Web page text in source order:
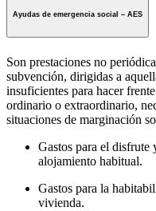
Ayudas de emergencia social – AES
Son prestaciones no
subvención, dirigidas a
insuficientes para hacer
ordinario o extraordinario,
situaciones de marginación
Gastos para el
alojamiento habitual.
Gastos para la
vivienda.